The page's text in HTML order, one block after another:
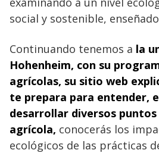
social y sostenible,
Continuando tenemos a la
Hohenheim, con su
agrícolas, su sitio web
te prepara para entender,
desarrollar diversos
agrícola, conocerás los
ecológicos de las prácticas